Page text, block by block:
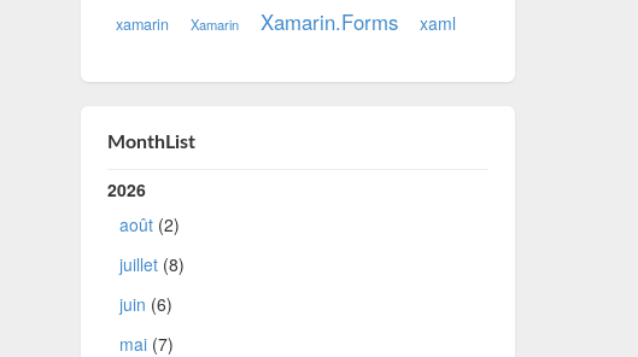
xamarin Xamarin Xamarin.Forms xaml
MonthList
2026
août(2)
juillet(8)
juin (6)
mai(7)